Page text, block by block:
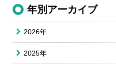
年別アーカイブ
2026年
2025年